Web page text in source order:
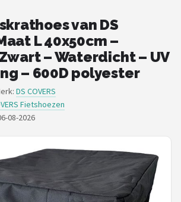
van DS
L 40x50cm –
– Waterdicht – UV
– 600D polyester
DS COVERS
Fietshoezen
08-2026